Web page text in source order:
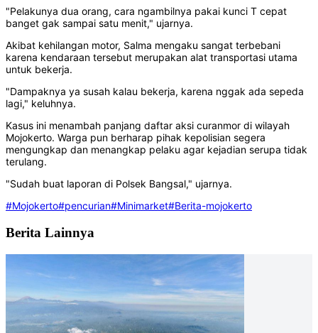
"Pelakunya dua orang, cara ngambilnya pakai kunci T cepat
banget gak sampai satu menit," ujarnya.
Akibat kehilangan motor, Salma mengaku sangat terbebani
karena kendaraan tersebut merupakan alat transportasi utama
untuk bekerja.
"Dampaknya ya susah kalau bekerja, karena nggak ada sepeda
lagi," keluhnya.
Kasus ini menambah panjang daftar aksi curanmor di wilayah
Mojokerto. Warga pun berharap pihak kepolisian segera
mengungkap dan menangkap pelaku agar kejadian serupa tidak
terulang.
"Sudah buat laporan di Polsek Bangsal," ujarnya.
#Mojokerto#pencurian#Minimarket#Berita-mojokerto
Berita Lainnya